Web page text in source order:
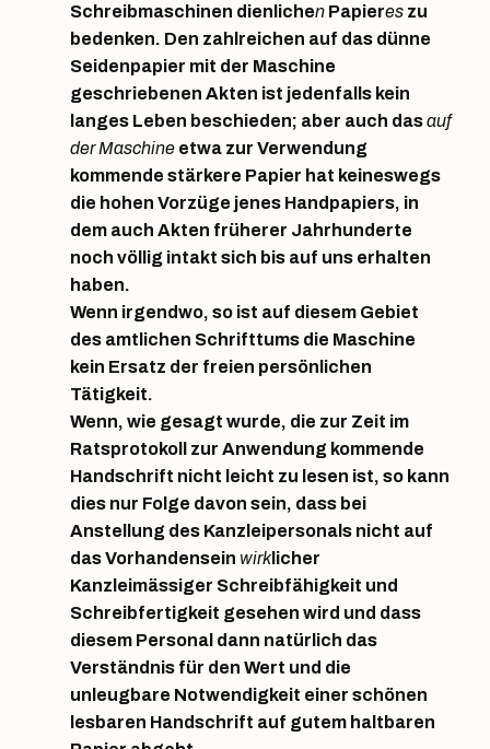
Schreibmaschinen dienlichen Papieres zu
bedenken. Den zahlreichen auf das dünne
Seidenpapier mit der Maschine
geschriebenen Akten ist jedenfalls kein
langes Leben beschieden; aber auch dasauf
der Maschine etwa zur Verwendung
kommende stärkere Papier hat keineswegs
die hohen Vorzüge jenes Handpapiers, in
dem auch Akten früherer Jahrhunderte
noch völlig intakt sich bis auf uns erhalten
haben.
Wenn irgendwo, so ist auf diesem Gebiet
des amtlichen Schrifttums die Maschine
kein Ersatz der freien persönlichen
Tätigkeit.
Wenn, wie gesagt wurde, die zur Zeit im
Ratsprotokoll zur Anwendung kommende
Handschrift nicht leicht zu lesen ist, so kann
dies nur Folge davon sein, dass bei
Anstellung des Kanzleipersonals nicht auf
das Vorhandensein wirklicher
Kanzleimässiger Schreibfähigkeit und
Schreibfertigkeit gesehen wird und dass
diesem Personal dann natürlich das
Verständnis für den Wert und die
unleugbare Notwendigkeit einer schönen
lesbaren Handschrift auf gutem haltbaren